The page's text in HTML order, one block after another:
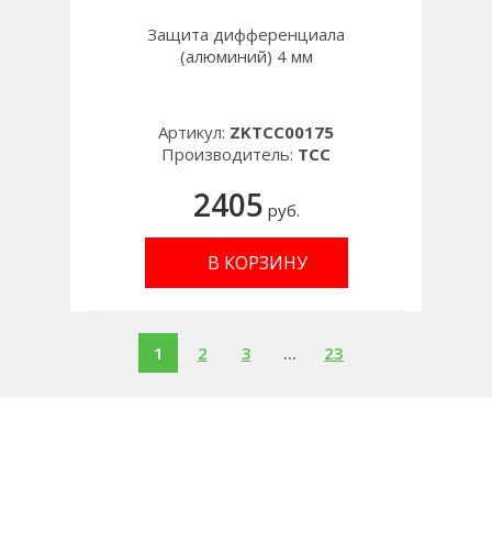
Защита дифференциала
(алюминий) 4 мм
Артикул: ZKTCC00175
Производитель: TCC
2405 руб.
В КОРЗИНУ
1 2 3 ... 23